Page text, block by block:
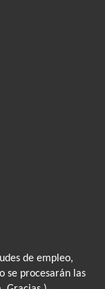
de empleo,
se procesarán las